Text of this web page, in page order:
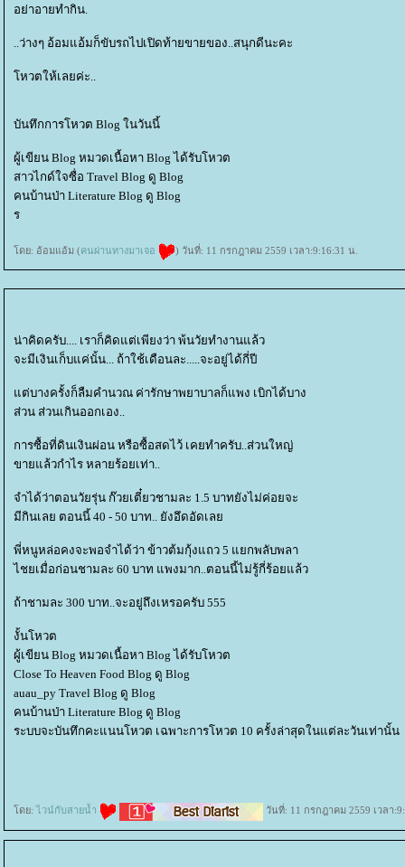
อย่าอายทำกิน.
..ว่างๆ อ้อมแอ้มก็ขับรถไปเปิดท้ายขายของ..สนุกดีนะคะ
หวตให้เลยค่ะ..
บันทึกการโหวต Blog ในวันนี้
ผู้เขียน Blog หมวดเนื้อหา Blog ได้รับโหวต
สาวไกด์ใจซื่อ Travel Blog ดู Blog
คนบ้านป่า Literature Blog ดู Blog
ร
ดย: อ้อมแอ้ม (คนผ่านทางมาเจอ ) วันที่: 11 กรกฎาคม 2559 เวลา:9:16:31 น.
น่าคิดครับ.... เราก็คิดแต่เพียงว่า พ้นวัยทำงานแล้ว
จะมีเงินเก็บแค่นั้น... ถ้าใช้เดือนละ.....จะอยู่ได้กี่ปี
ต่บางครั้งก็ลืมคำนวณ ค่ารักษาพยาบาลก็แพง เบิกได้บาง
ส่วน ส่วนเกินออกเอง..
การซื้อที่ดินเงินผ่อน หรือซื้อสดไว้ เคยทำครับ..ส่วนใหญ่
ขายแล้วกำไร หลายร้อยเท่า..
จำได้ว่าตอนวัยรุ่น ก๊วยเตี๋ยวชามละ 1.5 บาทยังไม่ค่อยจะ
มีกินเลย ตอนนี้ 40 - 50 บาท.. ยังอึดอัดเล
พี่หนูหล่อคงจะพอจำได้ว่า ข้าวต้มกุ้งแถว 5 แยกพลับพลา
ไชยเมื่อก่อนชามละ 60 บาท แพงมาก..ตอนนี้ไม่รู้กี่ร้อยแล้ว
ถ้าชามละ 300 บาท..จะอยู่ถึงเหรอครับ 555
งั้นโหวต
ผู้เขียน Blog หมวดเนื้อหา Blog ได้รับโหวต
Close To Heaven Food Blog ดู Blog
auau_py Travel Blog ดู Blog
คนบ้านป่า Literature Blog ดู Blog
ระบบจะบันทึกคะแนนโหวต เฉพาะการโหวต 10 ครั้งล่าสุดในแต่ละวันเท่านั้น
ดย: ไวน์กับสายน้ำ วันที่: 11 กรกฎาคม 2559 เวลา